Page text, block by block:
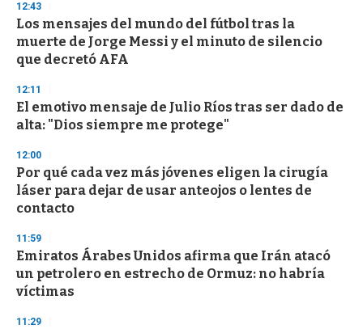
d
s
o
f
3
s
e
c
o
d
s
12:43
Los mensajes del mundo del fútbol tras la
muerte de Jorge Messi y el minuto de silencio
que decretó AFA
12:11
El emotivo mensaje de Julio Ríos tras ser dado de
alta: "Dios siempre me protege"
12:00
Por qué cada vez más jóvenes eligen la cirugía
láser para dejar de usar anteojos o lentes de
contacto
11:59
Emiratos Árabes Unidos afirma que Irán atacó
un petrolero en estrecho de Ormuz: no habría
víctimas
11:29